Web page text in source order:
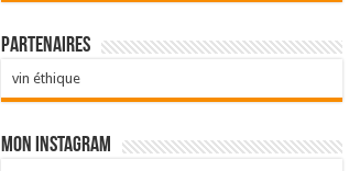
Partenaires
vin éthique
Mon Instagram